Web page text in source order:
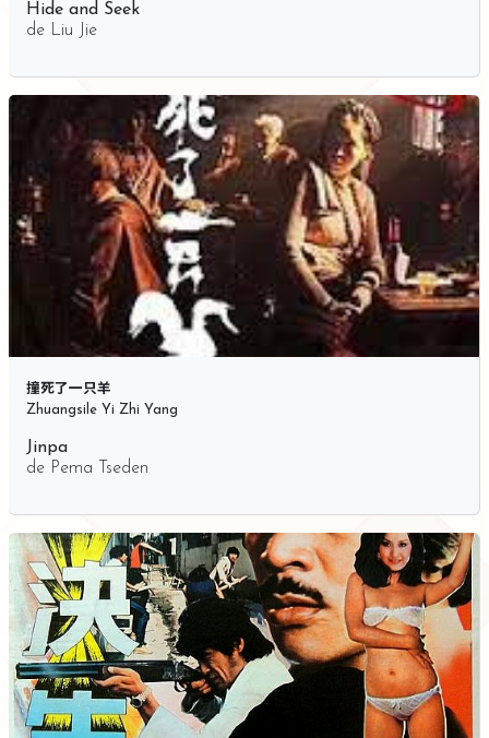
Hide and Seek
de Liu Jie
撞死了一只羊
Zhuangsile Yi Zhi Yang
Jinpa
de Pema Tseden